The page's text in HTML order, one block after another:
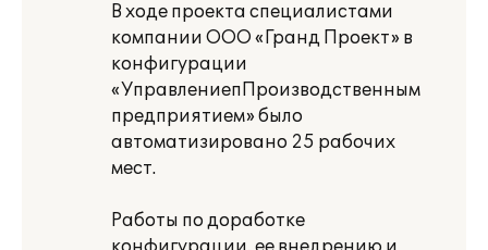
В ходе проекта специалистами
компании ООО «Гранд Проект» в
конфигурации
«УправлениепПроизводственным
предприятием» было
автоматизировано 25 рабочих
мест.
Работы по доработке